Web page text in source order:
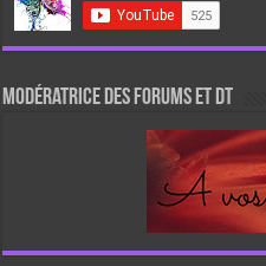
Modératrice des forums et DT